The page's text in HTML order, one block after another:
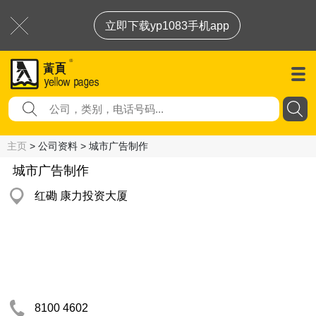
立即下载yp1083手机app
主页 > 公司资料 > 城市广告制作
城市广告制作
红磡 康力投资大厦
8100 4602